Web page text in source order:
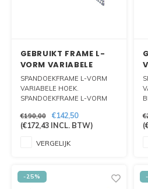
GEBRUIKT FRAME L-
VORM VARIABELE
HOEK
SPANDOEKFRAME L-VORM
VARIABELE HOEK.
SPANDOEKFRAME L-VORM
BESTAANDE UIT 2 ALUMINIUM
FRAMES TE PLAATSEN IN
BEURSOPSTELLING.
€190,00
€142,50
(€172,43INCL. BTW)
VERGELIJK
(
-25%